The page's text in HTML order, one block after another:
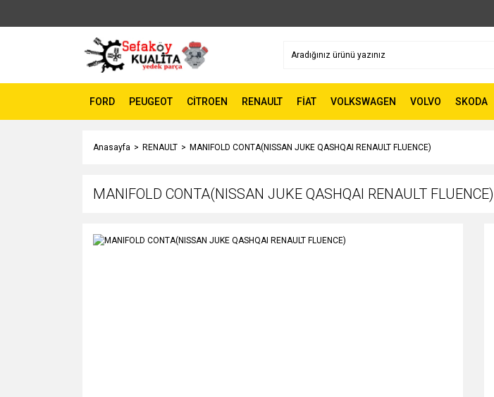
FORD PEUGEOT CİTROEN RENAULT FİAT VOLKSWAGEN VOLVO SKODA
Anasayfa RENAULT MANIFOLD CONTA(NISSAN JUKE QASHQAI RENAULT FLUENCE)
MANIFOLD CONTA(NISSAN JUKE QASHQAI RENAULT FLUENCE)